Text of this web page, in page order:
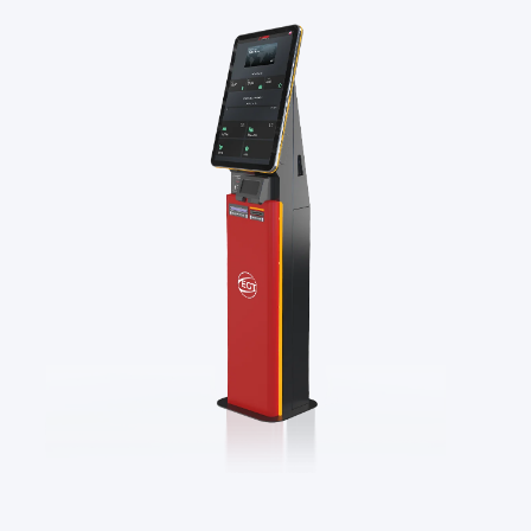
Različite vrste nagrada, kao što su predmeti,
isplativi i promotivni krediti
Samo za igru sa karticom
– Win / Bet akumulacija
– Win / Bet Max odnos
Ažurirane tabele lidera u realnom vremenu
Jednokratni / satni / dnevni ili mesečni turniri
Zadovoljite potrebe igrača sa prilagođenim